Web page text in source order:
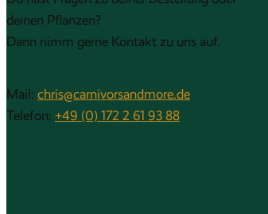
deinen Pflanzen?
Dann nimm gerne Kontakt zu uns auf.
Mail: chris@carnivorsandmore.de
Telefon: +49 (0) 172 2 61 93 88